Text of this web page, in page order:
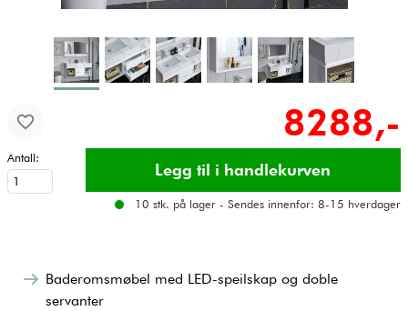
8288,-
Antall:
10 stk. på lager - Sendes innenfor: 8-15 hverdager
Baderomsmøbel med LED-speilskap og doble
servanter